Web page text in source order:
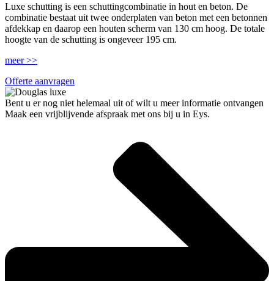
Luxe schutting is een schuttingcombinatie in hout en beton. De
combinatie bestaat uit twee onderplaten van beton met een betonnen
afdekkap en daarop een houten scherm van 130 cm hoog. De totale
hoogte van de schutting is ongeveer 195 cm.
meer >>
Offerte aanvragen
Bent u er nog niet helemaal uit of wilt u meer informatie ontvangen
Maak een vrijblijvende afspraak met ons bij u in Eys.